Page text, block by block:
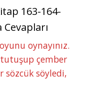
163-164-
oynayınız.
tutuşup çember
sözcük söyledi,